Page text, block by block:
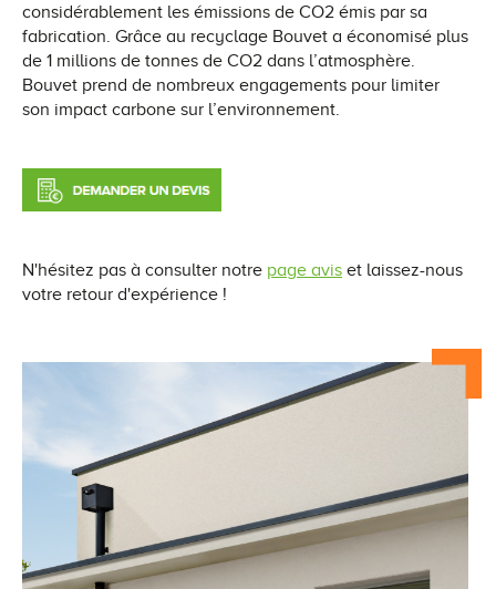
considérablement les émissions de CO2 émis par sa
fabrication. Grâce au recyclage Bouvet a économisé plus
de 1 millions de tonnes de CO2 dans l’atmosphère.
Bouvet prend de nombreux engagements pour limiter
son impact carbone sur l’environnement.
N'hésitez pas à consulter notre page avis et laissez-nous
votre retour d'expérience !